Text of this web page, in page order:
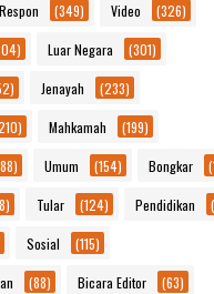
(349) Video (326)
Luar Negara (301)
Jenayah (233)
Mahkamah (199)
Umum (154) Bongkar
Tular (124) Pendidikan
Sosial (115)
(88) Bicara Editor (63)